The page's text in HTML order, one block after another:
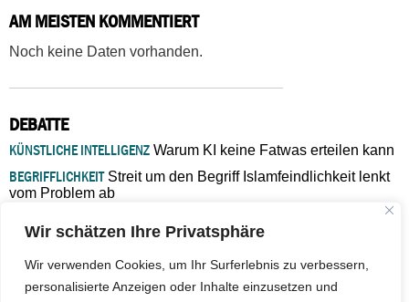
Wir schätzen Ihre Privatsphäre
Wir verwenden Cookies, um Ihr Surferlebnis zu verbessern,
personalisierte Anzeigen oder Inhalte einzusetzen und
AM MEISTEN KOMMENTIERT
Noch keine Daten vorhanden.
DEBATTE
KÜNSTLICHE INTELLIGENZ Warum KI keine Fatwas erteilen kann
BEGRIFFLICHKEITStreit um den Begriff Islamfeindlichkeit lenkt
vom Problem ab
Verantwortung bleibt“
ISLAMISCHE FAKULTÄT IN MÜNSTEREine kritische Schwelle für
die deutsche Religionspolitik